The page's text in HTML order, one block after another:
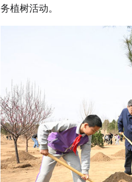
务植树活动。